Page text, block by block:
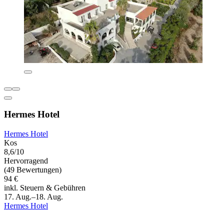
Hermes Hotel
Hermes Hotel
Kos
8,6/10
Hervorragend
(49 Bewertungen)
94 €
inkl. Steuern & Gebühren
17. Aug.–18. Aug.
Hermes Hotel